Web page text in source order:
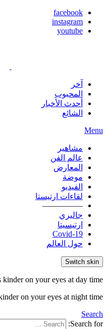
facebook
instagram
youtube
آخر
المحبوب
أحدث الأخبار
الشائع
Menu
مشاهير
عالم الفن
المعارض
موضة
الفيديو
لقاءات ارتيستا
—————
جاليري
ارتيسيتا
Covid-19
حول العالم
Switch skin
on your eyes at day time.
on your eyes at night time.
Search
Search for: